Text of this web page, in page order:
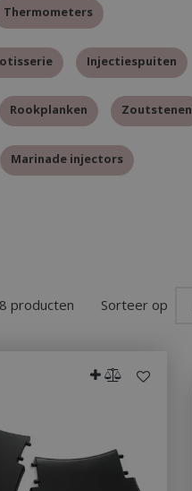
Thermometers
Injectiespuiten
Rookplanken Zoutstenen
Marinade injectors
producten Sorteer op